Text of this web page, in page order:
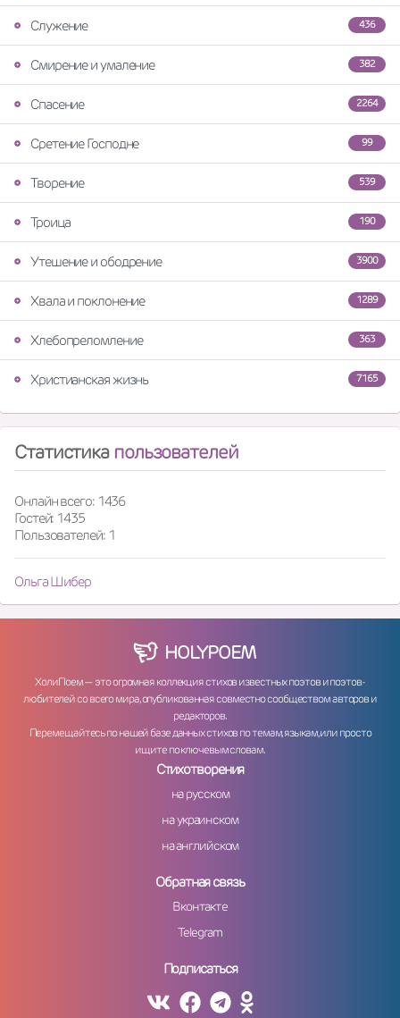
436
Служение
382
Смирение и умаление
2264
Спасение
99
Сретение Господне
539
Творение
190
Троица
3900
Утешение и ободрение
1289
Хвала и поклонение
363
Хлебопреломление
7165
Христианская жизнь
Статистика пользователей
Онлайн всего: 1436
Гостей: 1435
Пользователей: 1
Ольга Шибер
HOLYPOEM
ХолиПоем — это огромная коллекция стихов известных поэтов и поэтов-
любителей со всего мира, опубликованная совместно сообществом авторов и
редакторов.
Перемещайтесь по нашей базе данных стихов по темам, языкам, или просто
ищите по ключевым словам.
Стихотворения
на русском
на украинском
на английском
Обратная связь
Вконтакте
Telegram
Подписаться